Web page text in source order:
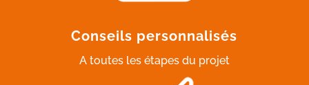
Conseils personnalisés
A toutes les étapes du projet